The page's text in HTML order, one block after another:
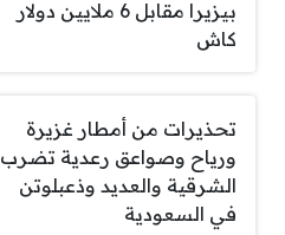
بيزيرا مقابل 6 ملايين دولار
كاش
تحذيرات من أمطار غزيرة
ورياح وصواعق رعدية تضرب
الشرقية والعديد وذعبلوتن
في السعودية